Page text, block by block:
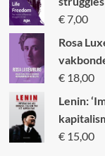
€7,00
Rosa
€18,00
Lenin:
€15,00